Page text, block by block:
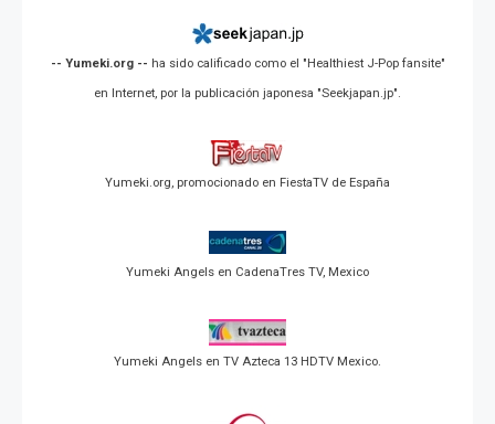
-- Yumeki.org -- ha sido calificado como el "Healthiest J-Pop fansite"
en Internet, por la publicación japonesa "Seekjapan.jp".
Yumeki.org, promocionado en FiestaTV de España
Yumeki Angels en CadenaTres TV, Mexico
Yumeki Angels en TV Azteca 13 HDTV Mexico.